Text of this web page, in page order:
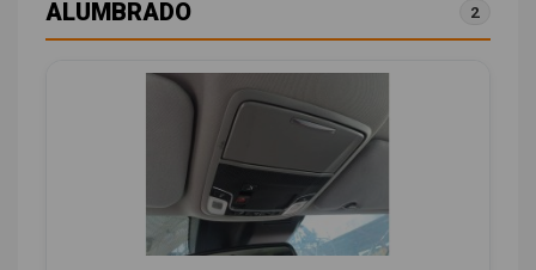
ALUMBRADO 2